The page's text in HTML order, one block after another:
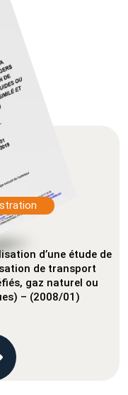
d’une étude de
de transport
gaz naturel ou
– (2008/01)